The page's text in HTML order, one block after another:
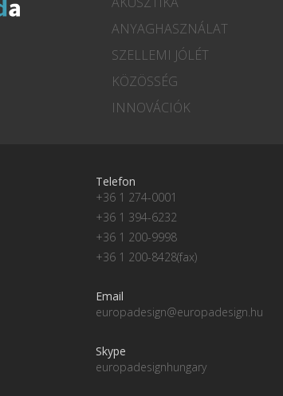
ANYAGHASZNÁLAT
SZELLEMI JÓLÉT
KÖZÖSSÉG
INNOVÁCIÓK
Telefon
+36 1 274-0001
+36 1 394-6232
+36 1 200-9998
+36 1 200-8428(fax)
Email
europadesign@europadesign.hu
Skype
europadesignhungary